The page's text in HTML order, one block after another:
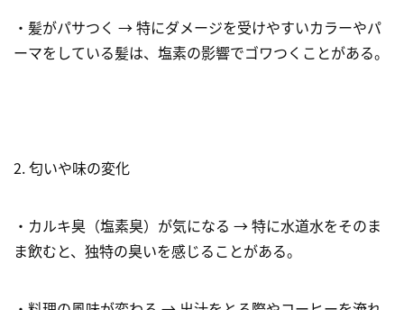
・髪がパサつく → 特にダメージを受けやすいカラーやパ
ーマをしている髪は、塩素の影響でゴワつくことがある。
2. 匂いや味の変化
・カルキ臭（塩素臭）が気になる → 特に水道水をそのま
ま飲むと、独特の臭いを感じることがある。